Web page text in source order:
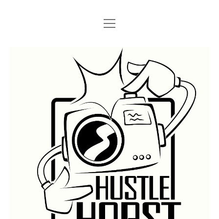
STARTSEITE
BERLIN GRAFFITI
Menü
öffnen
BERLIN BOMBINGS
BERLIN SUBWAY
BERLIN S-BAHN
TRAINS
LEGAL WALLS
HOTTER FRAGT…
ROSTOCK
REGIO
GÜTER
ATHENS GRAFFITI Menü
öffnen
ATHENS TRAINS
Menü
öffnen
Hustlehorst